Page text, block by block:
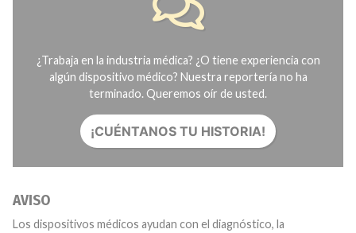
¿Trabaja en la industria médica? ¿O tiene experiencia con
algún dispositivo médico? Nuestra reportería no ha
terminado. Queremos oír de usted.
¡CUÉNTANOS TU HISTORIA!
AVISO
Los dispositivos médicos ayudan con el diagnóstico, la